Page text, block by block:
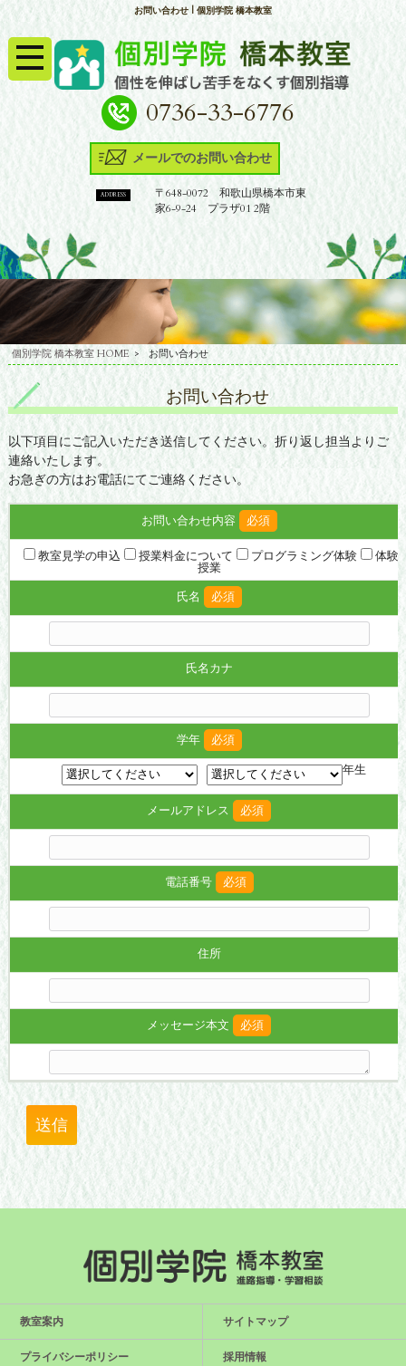
お問い合わせ | 個別学院 橋本教室
0736-33-6776
メールでのお問い合わせ
ADDRESS
〒648-0072 和歌山県橋本市東
家6-9-24 プラザ01 2階
個別学院 橋本教室 HOME > お問い合わせ
お問い合わせ
以下項目にご記入いただき送信してください。折り返し担当よりご
連絡いたします。
お急ぎの方はお電話にてご連絡ください。
お問い合わせ内容 必須
教室見学の申込 授業料金について プログラミング体験 体験
授業
氏名
必須
氏名カナ
学年
必須
年生
メールアドレス 必須
電話番号 必須
住所
メッセージ本文 必須
送信
教室案内 サイトマップ
プライバシーポリシー 採用情報